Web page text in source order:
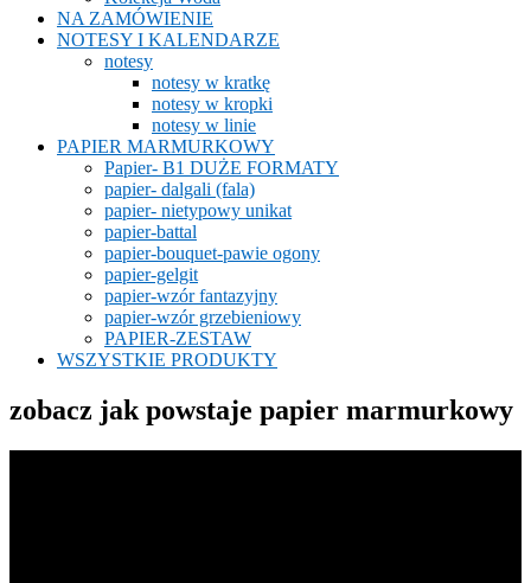
NA ZAMÓWIENIE
NOTESY I KALENDARZE
notesy
notesy w kratkę
notesy w kropki
notesy w linie
PAPIER MARMURKOWY
Papier- B1 DUŻE FORMATY
papier- dalgali (fala)
papier- nietypowy unikat
papier-battal
papier-bouquet-pawie ogony
papier-gelgit
papier-wzór fantazyjny
papier-wzór grzebieniowy
PAPIER-ZESTAW
WSZYSTKIE PRODUKTY
zobacz jak powstaje papier marmurkowy